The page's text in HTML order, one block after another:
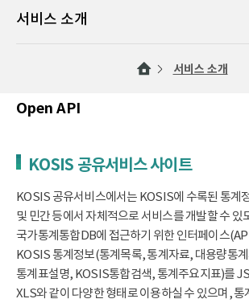
서비스 소개
서비스 소개
Open API
KOSIS 공유서비스 사이트
KOSIS 공유서비스에서는 KOSIS에 수록된 통계
및 민간 등에서 자체적으로 서비스를 개발할 수 있
국가통계통합DB에 접근하기 위한 인터페이스
KOSIS 통계정보(통계목록, 통계자료, 대용량통
통계표설명, KOSIS통합검색, 통계주요지표)를
XLS와 같이 다양한 형태로 이용하실 수 있으며,